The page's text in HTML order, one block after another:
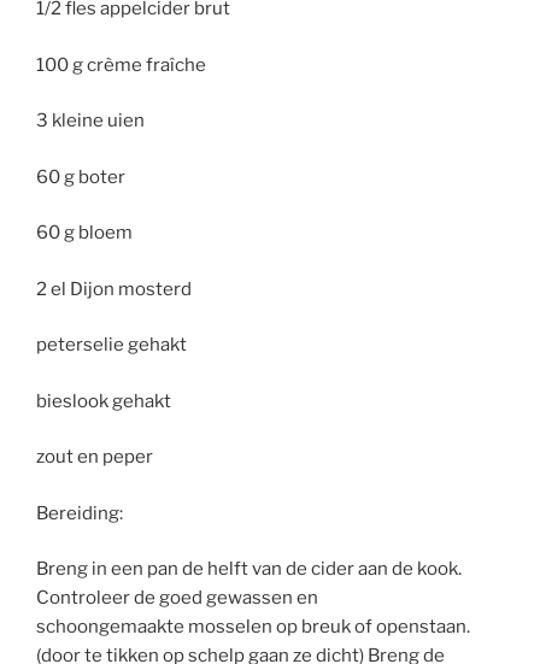
1/2 fles appelcider brut
100 g crème fraîche
3 kleine uien
60 g boter
60 g bloem
2 el Dijon mosterd
peterselie gehakt
bieslook gehakt
zout en peper
Bereiding:
Breng in een pan de helft van de cider aan de kook.
Controleer de goed gewassen en
schoongemaakte mosselen op breuk of openstaan.
(door te tikken op schelp gaan ze dicht) Breng de